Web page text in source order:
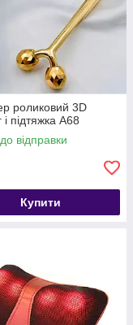
роликовий 3D
і підтяжка A68
відправки
Купити